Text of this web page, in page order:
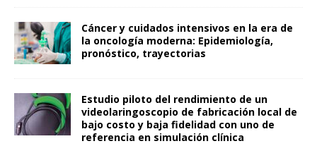
Cáncer y cuidados intensivos en la era de
la oncología moderna: Epidemiología,
pronóstico, trayectorias
Estudio piloto del rendimiento de un
videolaringoscopio de fabricación local de
bajo costo y baja fidelidad con uno de
referencia en simulación clínica